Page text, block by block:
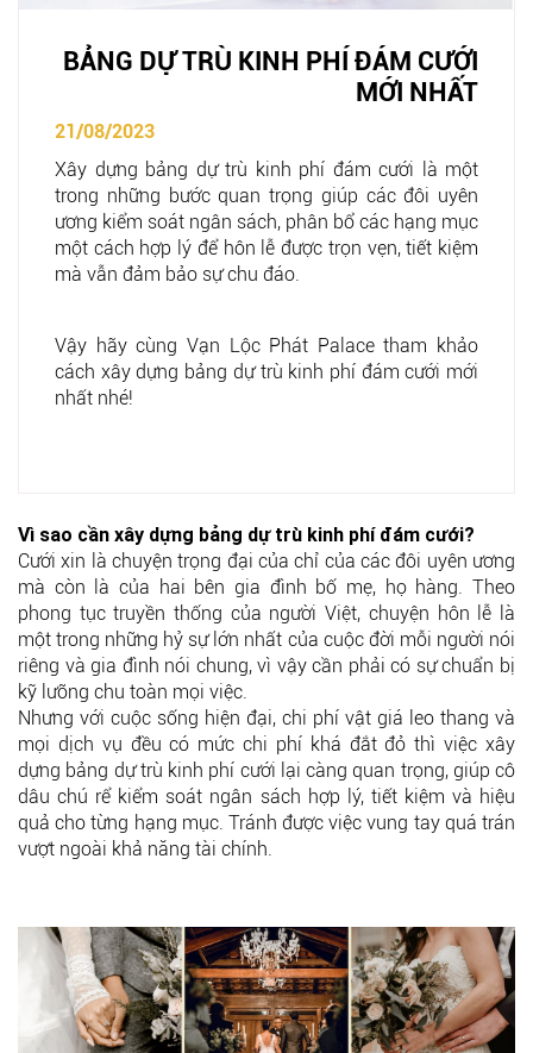
BẢNG DỰ TRÙ KINH PHÍ ĐÁM CƯỚI
MỚI NHẤT
21/08/2023
Xây dựng bảng dự trù kinh phí đám cưới là một
trong những bước quan trọng giúp các đôi uyên
ương kiểm soát ngân sách, phân bổ các hạng mục
một cách hợp lý để hôn lễ được trọn vẹn, tiết kiệm
mà vẫn đảm bảo sự chu đáo.
Vậy hãy cùng Vạn Lộc Phát Palace tham khảo
cách xây dựng bảng dự trù kinh phí đám cưới mới
nhất nhé!
Vì sao cần xây dựng bảng dự trù kinh phí đám cưới?
Cưới xin là chuyện trọng đại của chỉ của các đôi uyên ương
mà còn là của hai bên gia đình bố mẹ, họ hàng. Theo
phong tục truyền thống của người Việt, chuyện hôn lễ là
một trong những hỷ sự lớn nhất của cuộc đời mỗi người nói
riêng và gia đình nói chung, vì vậy cần phải có sự chuẩn bị
kỹ lưỡng chu toàn mọi việc.
Nhưng với cuộc sống hiện đại, chi phí vật giá leo thang và
mọi dịch vụ đều có mức chi phí khá đắt đỏ thì việc xây
dựng bảng dự trù kinh phí cưới lại càng quan trọng, giúp cô
dâu chú rể kiểm soát ngân sách hợp lý, tiết kiệm và hiệu
quả cho từng hạng mục. Tránh được việc vung tay quá trán
vượt ngoài khả năng tài chính.